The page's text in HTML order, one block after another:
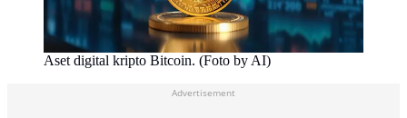
Aset digital kripto Bitcoin. (Foto by AI)
Advertisement